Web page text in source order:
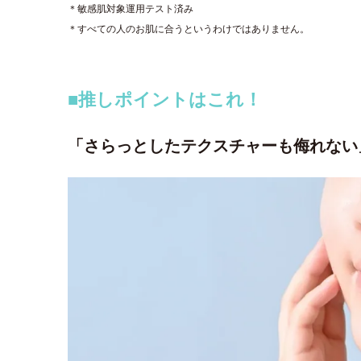
＊敏感肌対象運用テスト済み
＊すべての人のお肌に合うというわけではありません。
■推しポイントはこれ！
「さらっとしたテクスチャーも侮れな